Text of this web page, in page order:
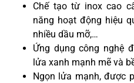
Chế tạo từ inox cao
năng hoạt động hiệu
nhiều dầu mỡ,…
Ứng dụng công nghệ
lửa xanh mạnh mẽ và
Ngọn lửa mạnh, được